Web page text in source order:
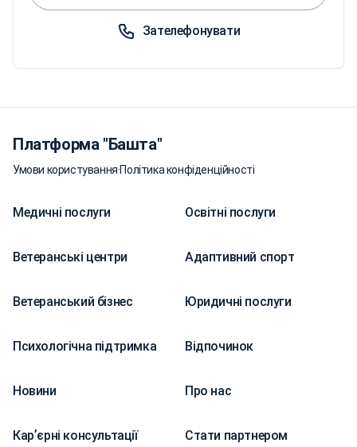
Зателефонувати
Платформа "Башта"
Умови користування·Політика конфіденційності
Медичні послуги Освітні послуги
Ветеранські центри Адаптивний спорт
Ветеранський бізнес Юридичні послуги
Психологічна підтримка Відпочинок
Новини Про нас
Карʼєрні консультації Стати партнером